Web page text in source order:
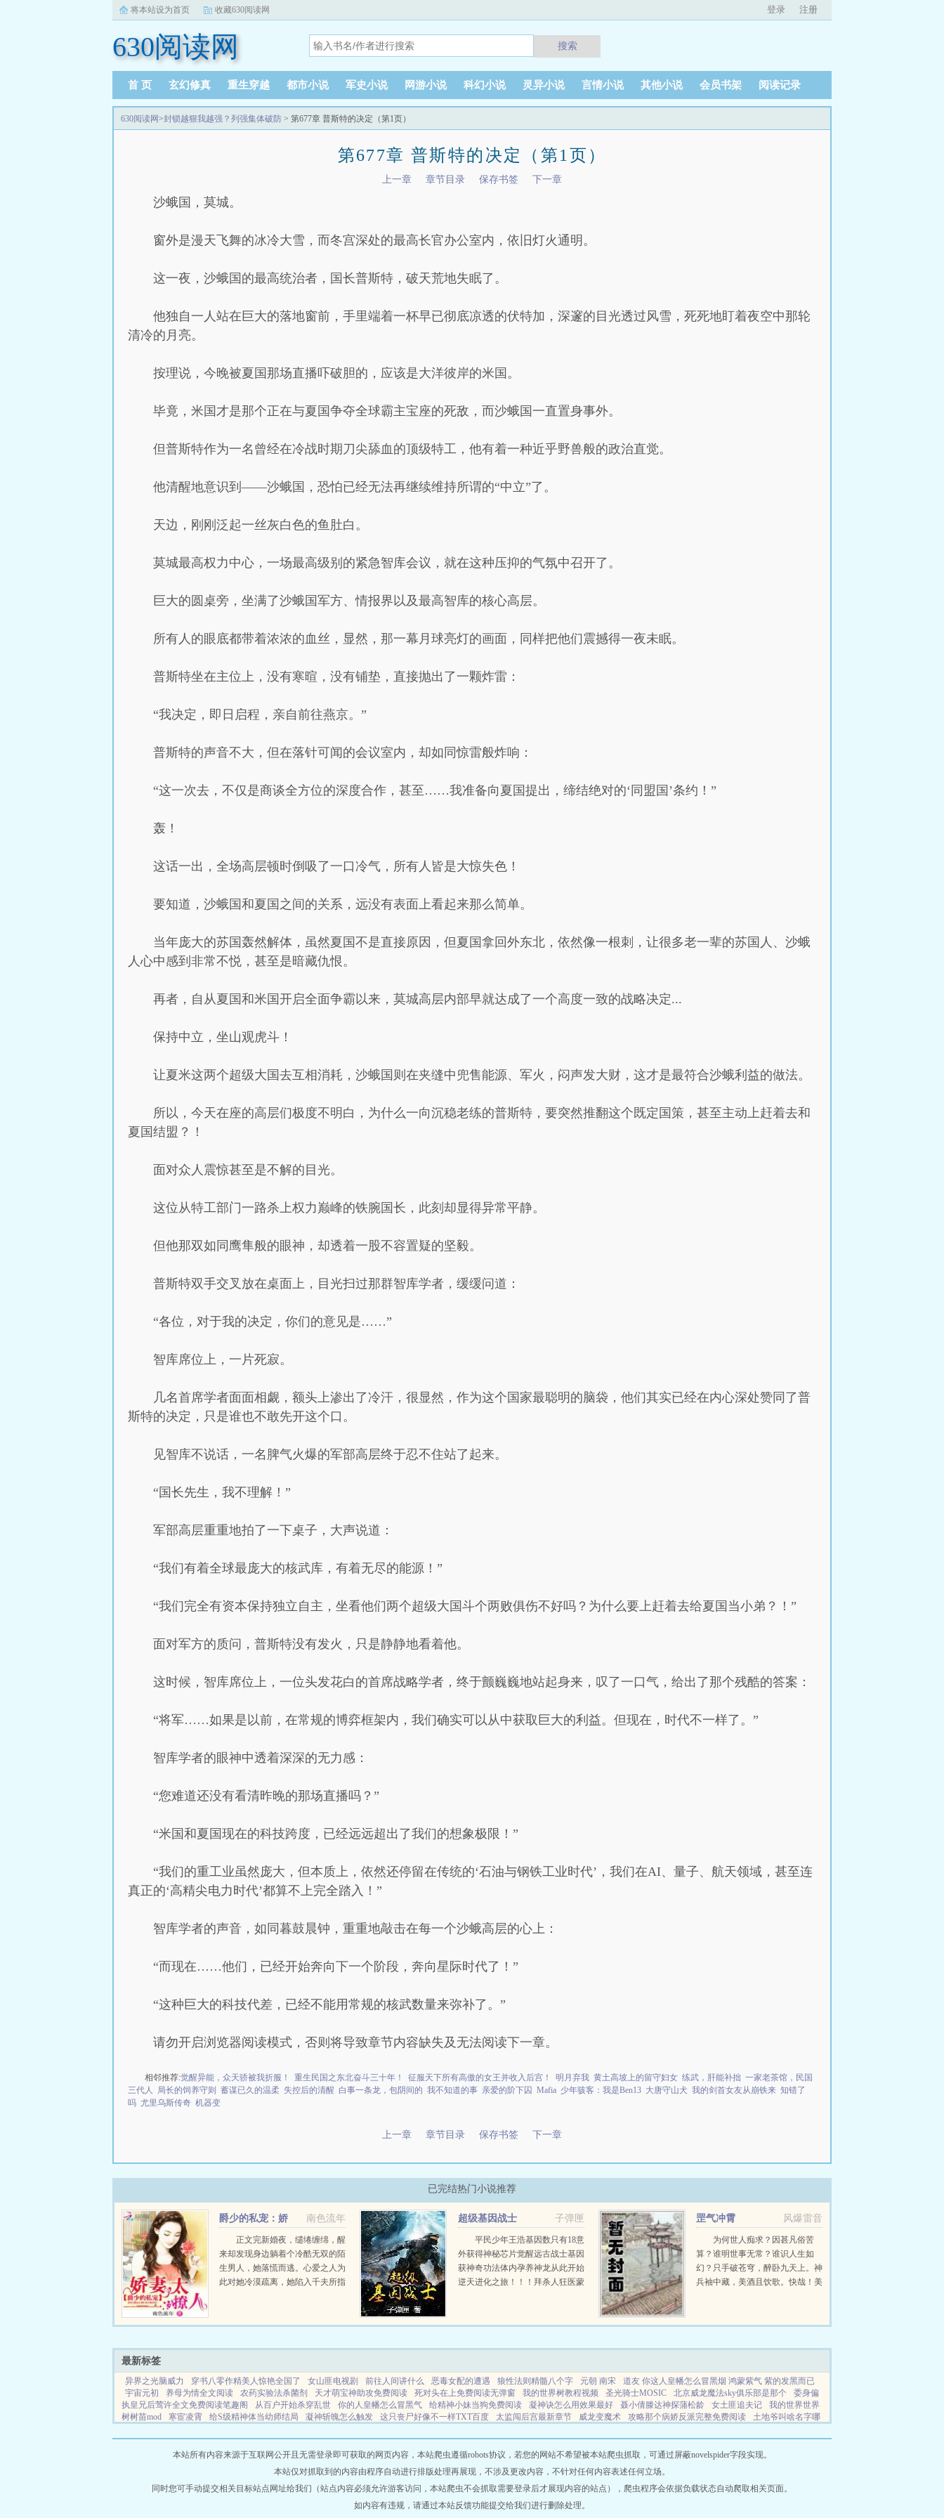
将本站设为首页 收藏630阅读网 登录 注册
630阅读网 搜索
首 页 玄幻修真 重生穿越 都市小说 军史小说 网游小说 科幻小说 灵异小说 言情小说 其他小说 会员书架 阅读记录
630阅读网>封锁越狠我越强？列强集体破防 > 第677章 普斯特的决定（第1页）
第677章 普斯特的决定（第1页）
上一章 章节目录 保存书签 下一章
沙蛾国，莫城。
窗外是漫天飞舞的冰冷大雪，而冬宫深处的最高长官办公室内，依旧灯火通明。
这一夜，沙蛾国的最高统治者，国长普斯特，破天荒地失眠了。
他独自一人站在巨大的落地窗前，手里端着一杯早已彻底凉透的伏特加，深邃的目光透过风雪，死死地盯着夜空中那轮
清冷的月亮。
按理说，今晚被夏国那场直播吓破胆的，应该是大洋彼岸的米国。
毕竟，米国才是那个正在与夏国争夺全球霸主宝座的死敌，而沙蛾国一直置身事外。
但普斯特作为一名曾经在冷战时期刀尖舔血的顶级特工，他有着一种近乎野兽般的政治直觉。
他清醒地意识到——沙蛾国，恐怕已经无法再继续维持所谓的“中立”了。
天边，刚刚泛起一丝灰白色的鱼肚白。
莫城最高权力中心，一场最高级别的紧急智库会议，就在这种压抑的气氛中召开了。
巨大的圆桌旁，坐满了沙蛾国军方、情报界以及最高智库的核心高层。
所有人的眼底都带着浓浓的血丝，显然，那一幕月球亮灯的画面，同样把他们震撼得一夜未眠。
普斯特坐在主位上，没有寒暄，没有铺垫，直接抛出了一颗炸雷：
“我决定，即日启程，亲自前往燕京。”
普斯特的声音不大，但在落针可闻的会议室内，却如同惊雷般炸响：
“这一次去，不仅是商谈全方位的深度合作，甚至……我准备向夏国提出，缔结绝对的‘同盟国’条约！”
轰！
这话一出，全场高层顿时倒吸了一口冷气，所有人皆是大惊失色！
要知道，沙蛾国和夏国之间的关系，远没有表面上看起来那么简单。
当年庞大的苏国轰然解体，虽然夏国不是直接原因，但夏国拿回外东北，依然像一根刺，让很多老一辈的苏国人、沙蛾
人心中感到非常不悦，甚至是暗藏仇恨。
再者，自从夏国和米国开启全面争霸以来，莫城高层内部早就达成了一个高度一致的战略决定...
保持中立，坐山观虎斗！
让夏米这两个超级大国去互相消耗，沙蛾国则在夹缝中兜售能源、军火，闷声发大财，这才是最符合沙蛾利益的做法。
所以，今天在座的高层们极度不明白，为什么一向沉稳老练的普斯特，要突然推翻这个既定国策，甚至主动上赶着去和
夏国结盟？！
面对众人震惊甚至是不解的目光。
这位从特工部门一路杀上权力巅峰的铁腕国长，此刻却显得异常平静。
但他那双如同鹰隼般的眼神，却透着一股不容置疑的坚毅。
普斯特双手交叉放在桌面上，目光扫过那群智库学者，缓缓问道：
“各位，对于我的决定，你们的意见是……”
智库席位上，一片死寂。
几名首席学者面面相觑，额头上渗出了冷汗，很显然，作为这个国家最聪明的脑袋，他们其实已经在内心深处赞同了普
斯特的决定，只是谁也不敢先开这个口。
见智库不说话，一名脾气火爆的军部高层终于忍不住站了起来。
“国长先生，我不理解！”
军部高层重重地拍了一下桌子，大声说道：
“我们有着全球最庞大的核武库，有着无尽的能源！”
“我们完全有资本保持独立自主，坐看他们两个超级大国斗个两败俱伤不好吗？为什么要上赶着去给夏国当小弟？！”
面对军方的质问，普斯特没有发火，只是静静地看着他。
这时候，智库席位上，一位头发花白的首席战略学者，终于颤巍巍地站起身来，叹了一口气，给出了那个残酷的答案：
“将军……如果是以前，在常规的博弈框架内，我们确实可以从中获取巨大的利益。但现在，时代不一样了。”
智库学者的眼神中透着深深的无力感：
“您难道还没有看清昨晚的那场直播吗？”
“米国和夏国现在的科技跨度，已经远远超出了我们的想象极限！”
“我们的重工业虽然庞大，但本质上，依然还停留在传统的‘石油与钢铁工业时代’，我们在AI、量子、航天领域，甚至连
真正的‘高精尖电力时代’都算不上完全踏入！”
智库学者的声音，如同暮鼓晨钟，重重地敲击在每一个沙蛾高层的心上：
“而现在……他们，已经开始奔向下一个阶段，奔向星际时代了！”
“这种巨大的科技代差，已经不能用常规的核武数量来弥补了。”
请勿开启浏览器阅读模式，否则将导致章节内容缺失及无法阅读下一章。
相邻推荐:觉醒异能，众天骄被我折服！ 重生民国之东北奋斗三十年！ 征服天下所有高傲的女王并收入后宫！ 明月弃我 黄土高坡上的留守妇女 练武，肝能补拙 一家老茶馆，民国
三代人
局长的饲养守则 蓄谋已久的温柔 失控后的清醒 白事一条龙，包阴间的 我不知道的事 亲爱的阶下囚 Mafia 少年骇客：我是Ben13 大唐守山犬 我的剑首女友从崩铁来 知错了
吗 尤里乌斯传奇 机器变
上一章 章节目录 保存书签 下一章
已完结热门小说推荐
南色流年
爵少的私宠：娇
妻，太撩人
正文完新婚夜，缱绻缠绵，醒
来却发现身边躺着个冷酷无双的陌
生男人，她落慌而逃。心爱之人为
此对她冷漠疏离，她陷入千夫所指
是，他却一步步紧逼，将她抵入墙
子弹匣
超级基因战士
平民少年王浩基因数只有18意
外获得神秘芯片觉醒远古战士基因
获神奇功法体内孕养神龙从此开始
逆天进化之旅！！！拜杀人狂医蒙
基因战士还不错的话请不要忘记向
风爆雷音
罡气冲霄
为何世人痴求？因甚凡俗苦
算？谁明世事无常？谁识人生如
幻？只手破苍穹，醉卧九天上。神
兵袖中藏，美酒且饮歌。快哉！美
38718100一群...
最新标签
异界之光脑威力 穿书八零作精美人惊艳全国了 女山匪电视剧 前往人间讲什么 恶毒女配的遭遇 狼性法则精髓八个字 元朝 南宋
道友 你这人皇幡怎么冒黑烟 鸿蒙紫气 紫的发黑而已
宇宙元初
养母为情全文阅读 农药实验法杀菌剂 天才萌宝神助攻免费阅读 死对头在上免费阅读无弹窗 我的世界树教程视频 圣光骑士MOSIC 北京威龙魔法sky俱乐部是那个
委身偏
执皇兄后莺许全文免费阅读笔趣阁
从百户开始杀穿乱世 你的人皇幡怎么冒黑气 给精神小妹当狗免费阅读 凝神诀怎么用效果最好 聂小倩滕达神探蒲松龄 女土匪追夫记
我的世界世界
树树苗mod
寒宦凌霄 给S级精神体当幼师结局 凝神斩魄怎么触发 这只丧尸好像不一样TXT百度 太监闯后宫最新章节 威龙变魔术 攻略那个病娇反派完整免费阅读
土地爷叫啥名字哪
末元初
妙佳人 假千金重生复仇剧情 威龙系列魔方 蛊中玉 一秒心动MV 给s级精神体们当保育员 试炼农场 全是美男的游戏 特利迦奥特曼rigger 佞臣攻是谁
异星旅人任务平台
救赎可怜反派大佬
南宋被元军攻破后的历史结局 异星旅人怎么玩 一秒心动一秒光是什么歌 快穿冷淡美人系统 柔情无删减 草包小妾锦鲤完整版免费阅读
修仙从吃软饭开始绝对王
道友你这人皇幡怎么冒黑烟啊百科 那树又离家出走了TXT网 死对头在上by全文免费阅读 熊猫古代吃什么 奥特曼什么叫海帕杰顿变成了光笔趣阁
海帕杰顿
血色残暮 豪门真少爷疯逆徒他穷追不舍 捉蛊记的最新更新时间 爱妃盒子APP 神医弃女男主是谁 情若能自控 要心有何用 心若能自控 恶毒女配修仙修罗场
起凡群雄逐鹿手
给S级精神体们当幼师后逆天邪神网 都市巧佳人 给s级精神体当导师 土地爷最旺的三个生肖
蝴蝶seda的所有 我在地狱游戏里当卧底by嗷呜哇 纵横三国爱拍原创
本站所有内容来源于互联网公开且无需登录即可获取的网页内容，本站爬虫遵循robots协议，若您的网站不希望被本站爬虫抓取，可通过屏蔽novelspider字段实现。
本站仅对抓取到的内容由程序自动进行排版处理再展现，不涉及更改内容，不针对任何内容表述任何立场。
同时您可手动提交相关目标站点网址给我们（站点内容必须允许游客访问，本站爬虫不会抓取需要登录后才展现内容的站点），爬虫程序会依据负载状态自动爬取相关页面。
如内容有违规，请通过本站反馈功能提交给我们进行删除处理。